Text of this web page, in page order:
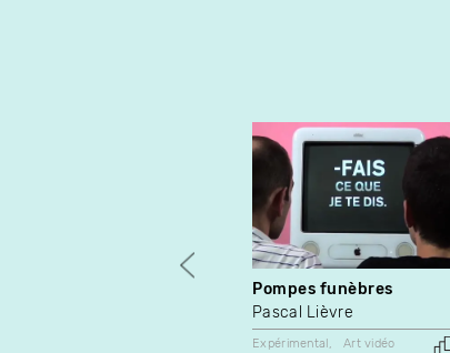
Pompes funèbres
Pascal Lièvre
Expérimental
Art vidéo